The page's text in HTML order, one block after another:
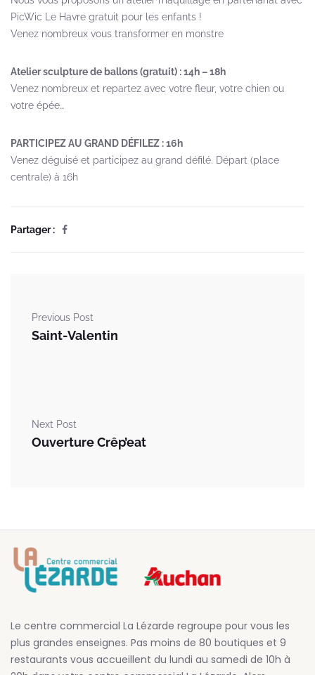
PicWic Le Havre gratuit pour les enfants !
Venez nombreux vous transformer en monstre
Atelier sculpture de ballons (gratuit) : 14h – 18h
Venez nombreux et repartez avec votre fleur, votre chien ou
votre épée…
PARTICIPEZ AU GRAND DÉFILEZ : 16h
Venez déguisé et participez au grand défilé. Départ (place
centrale) à 16h
Partager :
Previous Post
Saint-Valentin
Next Post
Ouverture Crêp’eat
Le centre commercial La Lézarde regroupe pour vous les
plus grandes enseignes. Pas moins de 80 boutiques et 9
restaurants vous accueillent du lundi au samedi de 10h à